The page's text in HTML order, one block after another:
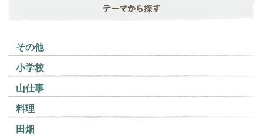
テーマから探す
その他
小学校
山仕事
料理
田畑